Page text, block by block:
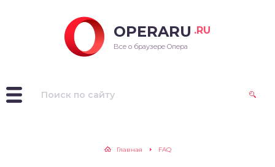
OPERARU .RU
Все о браузере Опера
Главная FAQ
для Windows
для Linux